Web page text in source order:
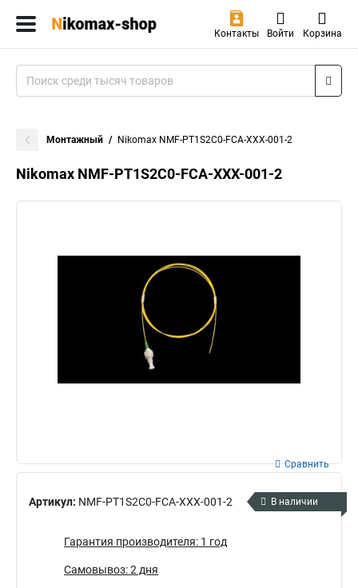
Контакты Войти Корзина
Монтажный Nikomax NMF-PT1S2C0-FCA-XXX-001-2
Nikomax NMF-PT1S2C0-FCA-XXX-001-2
Артикул: NMF-PT1S2C0-FCA-XXX-001-2
Сравнить
В наличии
Гарантия производителя: 1 год
Самовывоз: 2 дня